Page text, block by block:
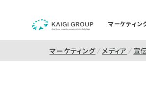
マーケティン
マーケティング メディア 宣